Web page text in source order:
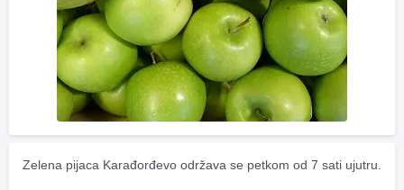
Zelena pijaca Karađorđevo održava se petkom od 7 sati ujutru.